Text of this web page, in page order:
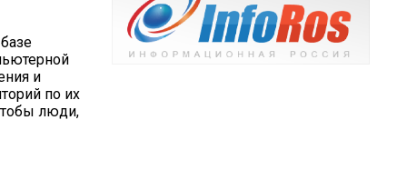
и
по их
люди,